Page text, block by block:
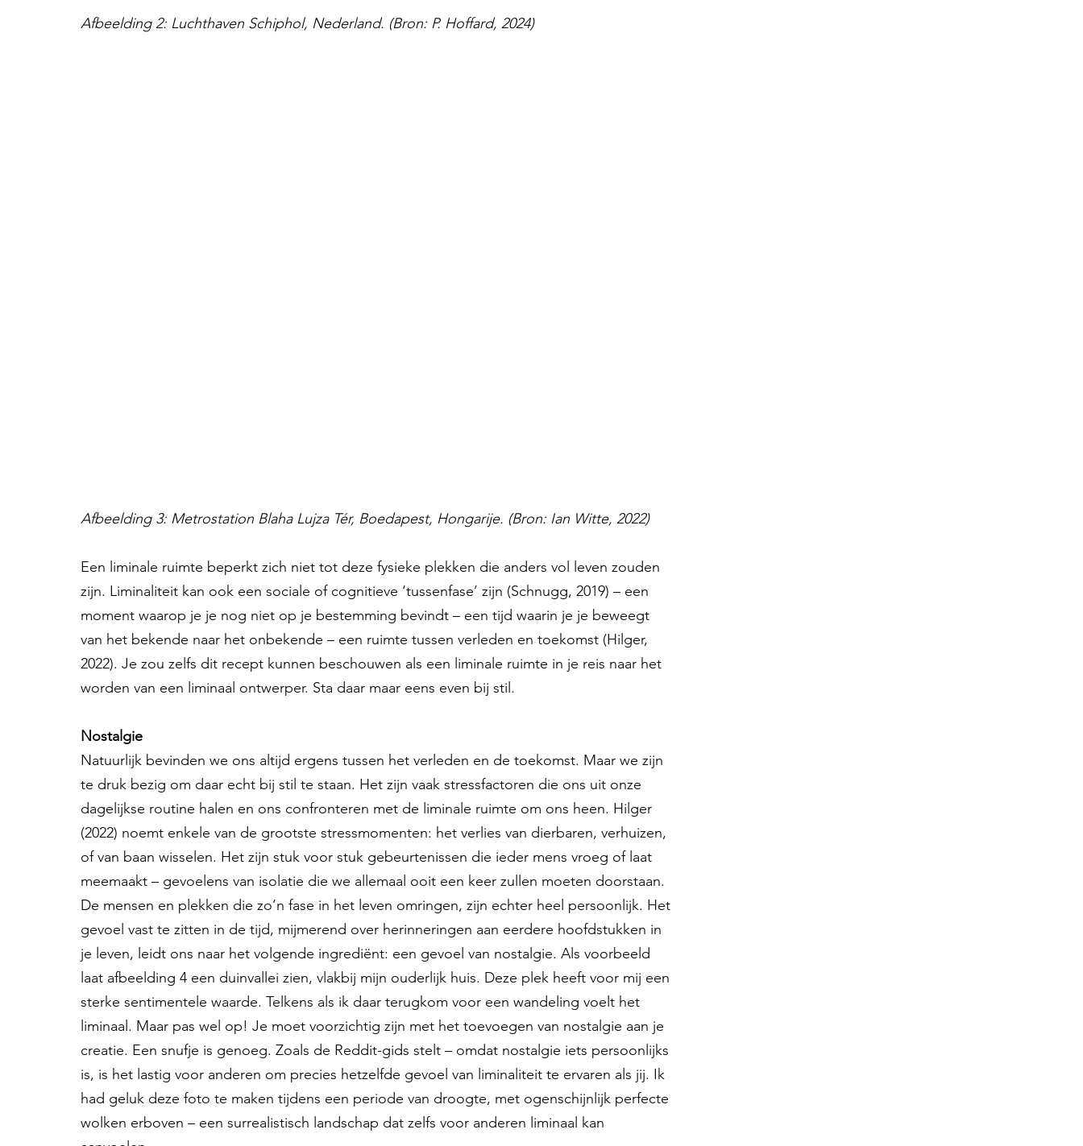
Afbeelding 2: Luchthaven Schiphol, Nederland. (Bron: P. Hoffard, 2024)
Afbeelding 3: Metrostation Blaha Lujza Tér, Boedapest, Hongarije. (Bron: Ian Witte, 2022)
Een liminale ruimte beperkt zich niet tot deze fysieke plekken die anders vol leven zouden
zijn. Liminaliteit kan ook een sociale of cognitieve ‘tussenfase’ zijn (Schnugg, 2019) – een
moment waarop je je nog niet op je bestemming bevindt – een tijd waarin je je beweegt
van het bekende naar het onbekende – een ruimte tussen verleden en toekomst (Hilger,
2022). Je zou zelfs dit recept kunnen beschouwen als een liminale ruimte in je reis naar het
worden van een liminaal ontwerper. Sta daar maar eens even bij stil.
Nostalgie
Natuurlijk bevinden we ons altijd ergens tussen het verleden en de toekomst. Maar we zijn
te druk bezig om daar echt bij stil te staan. Het zijn vaak stressfactoren die ons uit onze
dagelijkse routine halen en ons confronteren met de liminale ruimte om ons heen. Hilger
(2022) noemt enkele van de grootste stressmomenten: het verlies van dierbaren, verhuizen,
of van baan wisselen. Het zijn stuk voor stuk gebeurtenissen die ieder mens vroeg of laat
meemaakt – gevoelens van isolatie die we allemaal ooit een keer zullen moeten doorstaan.
De mensen en plekken die zo’n fase in het leven omringen, zijn echter heel persoonlijk. Het
gevoel vast te zitten in de tijd, mijmerend over herinneringen aan eerdere hoofdstukken in
je leven, leidt ons naar het volgende ingrediënt: een gevoel van nostalgie. Als voorbeeld
laat afbeelding 4 een duinvallei zien, vlakbij mijn ouderlijk huis. Deze plek heeft voor mij een
sterke sentimentele waarde. Telkens als ik daar terugkom voor een wandeling voelt het
liminaal. Maar pas wel op! Je moet voorzichtig zijn met het toevoegen van nostalgie aan je
creatie. Een snufje is genoeg. Zoals de Reddit-gids stelt – omdat nostalgie iets persoonlijks
is, is het lastig voor anderen om precies hetzelfde gevoel van liminaliteit te ervaren als jij. Ik
had geluk deze foto te maken tijdens een periode van droogte, met ogenschijnlijk perfecte
wolken erboven – een surrealistisch landschap dat zelfs voor anderen liminaal kan